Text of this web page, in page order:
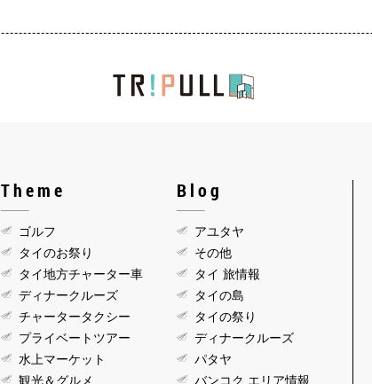
Theme
ゴルフ
タイのお祭り
タイ地方チャーター車
ディナークルーズ
チャータータクシー
プライベートツアー
水上マーケット
観光＆グルメ
Blog
アユタヤ
その他
タイ 旅情報
タイの島
タイの祭り
ディナークルーズ
パタヤ
バンコク エリア情報